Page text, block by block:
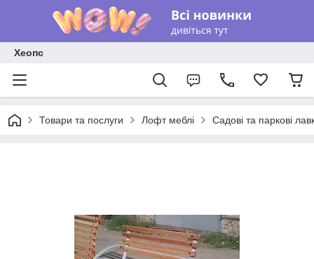
Хеопс
Товари та послуги Лофт меблі Садові та паркові